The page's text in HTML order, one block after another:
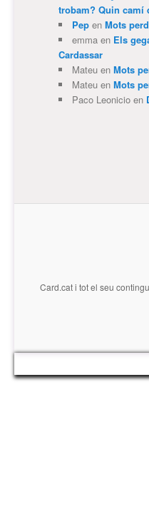
trobam? Quin camí
Pepen Mots
emmaen Els
Cardassar
Mateuen Mots
Mateuen Mots
Paco Leonicioen
Card.cati tot el seu